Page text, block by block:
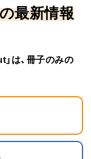
最新情報
は、冊子のみの